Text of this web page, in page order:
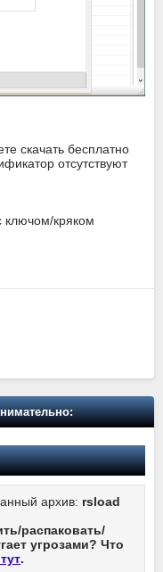
скачать бесплатно
отсутствуют
ключом/кряком
архив: rsload
распаковать/
угрозами? Что
.